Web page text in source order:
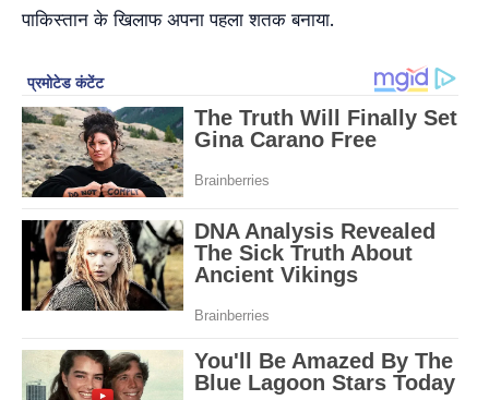
पाकिस्तान के खिलाफ अपना पहला शतक बनाया.